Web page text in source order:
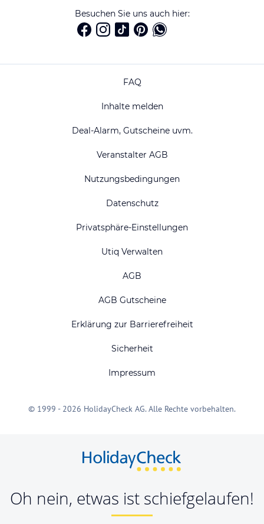
Besuchen Sie uns auch hier:
FAQ
Inhalte melden
Deal-Alarm, Gutscheine uvm.
Veranstalter AGB
Nutzungsbedingungen
Datenschutz
Privatsphäre-Einstellungen
Utiq Verwalten
AGB
AGB Gutscheine
Erklärung zur Barrierefreiheit
Sicherheit
Impressum
© 1999 - 2026 HolidayCheck AG. Alle Rechte vorbehalten.
Oh nein, etwas ist schiefgelaufen!